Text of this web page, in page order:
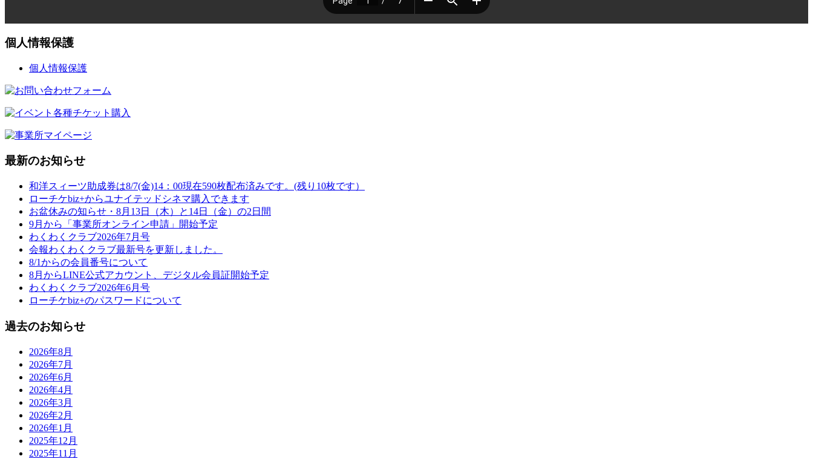
個人情報保護
個人情報保護
最新のお知らせ
和洋スィーツ助成券は8/7(金)14：00現在590枚配布済みです。(残り10枚です）
ローチケbiz+からユナイテッドシネマ購入できます
お盆休みの知らせ・8月13日（木）と14日（金）の2日間
9月から「事業所オンライン申請」開始予定
わくわくクラブ2026年7月号
会報わくわくクラブ最新号を更新しました。
8/1からの会員番号について
8月からLINE公式アカウント、デジタル会員証開始予定
わくわくクラブ2026年6月号
ローチケbiz+のパスワードについて
過去のお知らせ
2026年8月
2026年7月
2026年6月
2026年4月
2026年3月
2026年2月
2026年1月
2025年12月
2025年11月